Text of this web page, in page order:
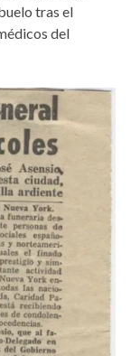
tras el
del